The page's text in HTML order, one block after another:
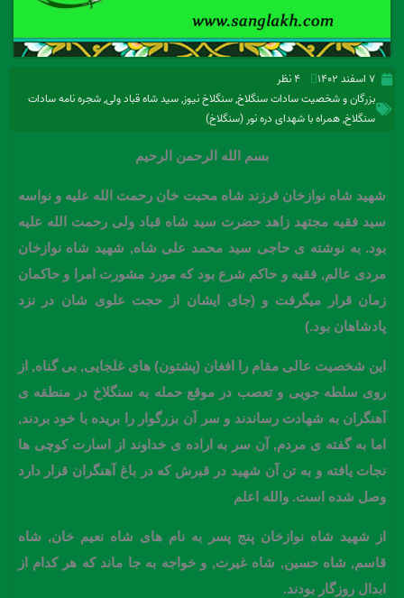
۷ اسفند ۱۴۰۲
۴ نظر
بزرگان و شخصیت سادات سنگلاخ,سنگلاخ نیوز,سید شاه قباد ولی,شجره نامه سادات
سنگلاخ,همراه با شهدای دره نور (سنگلاخ)
بسم الله الرحمن الرحیم
شهید شاه نوازخان فرزند شاه محبت خان رحمت الله علیه و نواسه
سید فقیه مجتهد زاهد حضرت سید شاه قباد ولی رحمت الله علیه
بود. به نوشته ی حاجی سید محمد علی شاه, شهید شاه نوازخان
مردی عالم, فقیه و حاکم شرع بود که مورد مشورت امرا و حاکمان
زمان قرار میگرفت و (جای ایشان از حجت علوی شان در نزد
پادشاهان بود.)
این شخصیت عالی مقام را افغان (پشتون) های غلجایی, بی گناه, از
روی سلطه جویی و تعصب در موقع حمله به سنگلاخ در منطقه ی
آهنگران به شهادت رساندند و سر آن بزرگوار را بریده با خود بردند,
اما به گفته ی مردم, آن سر به اراده ی خداوند از اسارت کوچی ها
نجات یافته و به تن آن شهید در قبرش که در باغ آهنگران قرار دارد
وصل شده است. والله اعلم
از شهید شاه نوازخان پنج پسر به نام های شاه نعیم خان, شاه
قاسم, شاه حسین, شاه غیرت, و خواجه به جا ماند که هر کدام از
ابدال روزگار بودند.